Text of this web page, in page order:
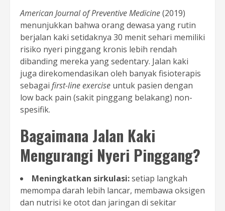
American Journal of Preventive Medicine(2019)
menunjukkan bahwa orang dewasa yang rutin
berjalan kaki setidaknya 30 menit sehari memiliki
risiko nyeri pinggang kronis lebih rendah
dibanding mereka yang sedentary. Jalan kaki
juga direkomendasikan oleh banyak fisioterapis
sebagai first-line exercise untuk pasien dengan
low back pain (sakit pinggang belakang) non-
spesifik.
Bagaimana Jalan Kaki
Mengurangi Nyeri Pinggang?
Meningkatkan sirkulasi:setiap langkah
memompa darah lebih lancar, membawa oksigen
dan nutrisi ke otot dan jaringan di sekitar